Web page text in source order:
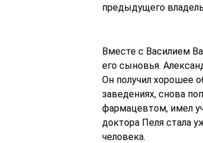
предыдущего
Вместе с Василием
его сыновья.
Он получил хорошее
заведениях, снова
фармацевтом, имел
доктора Пеля стала
человека.